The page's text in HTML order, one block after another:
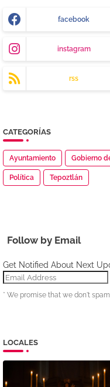
facebook
instagram
rss
CATEGORÍAS
Ayuntamiento Gobierno
Política Tepoztlán
Follow by Email
Get Notified About Next
* We promise that we don't
LOCALES